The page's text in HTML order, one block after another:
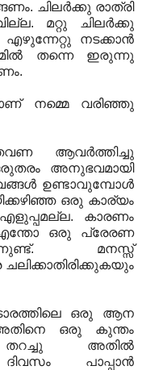
ചിലര്‍ക്കു രാത്രി
മറ്റു ചിലര്‍ക്കു
നടക്കാന്‍
തന്നെ ഇരുന്നു
നമ്മെ വരിഞ്ഞു
ആവര്‍ത്തിച്ചു
അനുഭവമായി
ഉണ്ടാവുമ്പോള്‍
ഒരു കാര്യം
കാരണം
ഒരു പ്രേരണ
മനസ്സ്‌
ചലിക്കാതിരിക്കുകയും
ഒരു ആന
ഒരു കുന്തം
അതില്‍
പാപ്പാന്‍